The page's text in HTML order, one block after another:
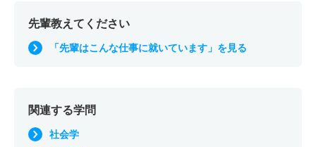
先輩教えてください
「先輩はこんな仕事に就いています」を見る
関連する学問
社会学